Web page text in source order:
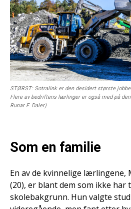
STØRST: Sotralink er den desidert største
Flere av bedriftens lærlinger er også med på
Runar F. Daler)
Som en familie
En av de kvinnelige lærlingene,
(20), er blant dem som ikke har
skolebakgrunn. Hun valgte